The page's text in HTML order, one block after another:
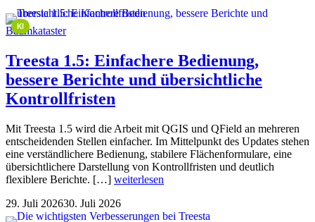
This image is AI-generated or manipulated, disclosed under Article 50(4) of the EU AI Act.
KI
Baumkataster
Treesta 1.5: Einfachere Bedienung,
bessere Berichte und übersichtliche
Kontrollfristen
Mit Treesta 1.5 wird die Arbeit mit QGIS und QField an mehreren
entscheidenden Stellen einfacher. Im Mittelpunkt des Updates stehen
eine verständlichere Bedienung, stabilere Flächenformulare, eine
übersichtlichere Darstellung von Kontrollfristen und deutlich
flexiblere Berichte. […] weiterlesen
29. Juli 202630. Juli 2026
This image is AI-generated or manipulated, disclosed under Article 50(4) of the EU AI Act.